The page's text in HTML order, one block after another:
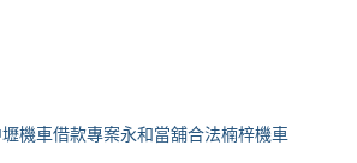
機車借款專案永和當舖合法楠梓機車